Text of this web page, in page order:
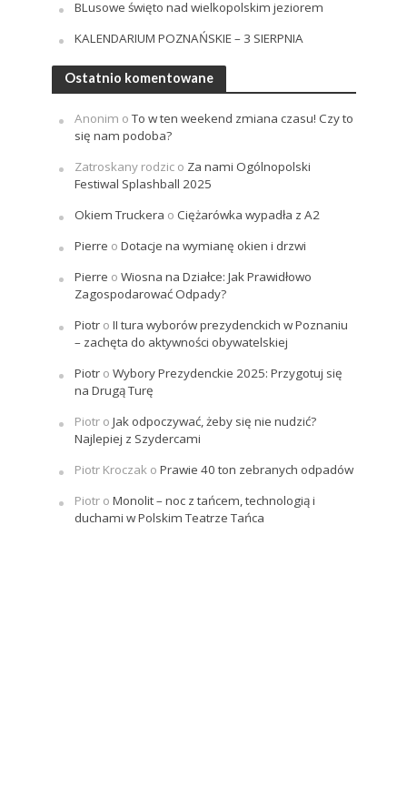
BLusowe święto nad wielkopolskim jeziorem
KALENDARIUM POZNAŃSKIE – 3 SIERPNIA
Ostatnio komentowane
Anonim oTo w ten weekend zmiana czasu! Czy to
się nam podoba?
Zatroskany rodzico Za nami Ogólnopolski
Festiwal Splashball 2025
Okiem Truckera o Ciężarówka wypadła z A2
Pierre o Dotacje na wymianę okien i drzwi
Pierre o Wiosna na Działce: Jak Prawidłowo
Zagospodarować Odpady?
Piotro II tura wyborów prezydenckich w Poznaniu
– zachęta do aktywności obywatelskiej
Piotro Wybory Prezydenckie 2025: Przygotuj się
na Drugą Turę
Piotro Jak odpoczywać, żeby się nie nudzić?
Najlepiej z Szydercami
Piotr Kroczako Prawie 40 ton zebranych odpadów
Piotro Monolit – noc z tańcem, technologią i
duchami w Polskim Teatrze Tańca